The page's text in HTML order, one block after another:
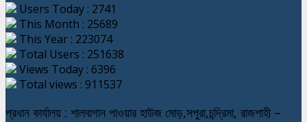
Users Today : 2741
This Month : 25689
This Year : 223074
Total Users : 251638
Views Today : 6396
Total views : 911537
প্রধান কার্যালয় : শালবাগান পাওয়ার হাউজ মোড়,সপুরা,চন্দ্রিমা, রাজশাহী –